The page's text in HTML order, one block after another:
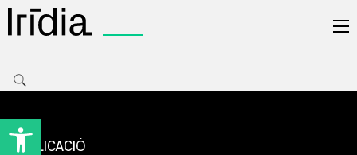
Obre la barra d'eines
PUBLICACIÓ